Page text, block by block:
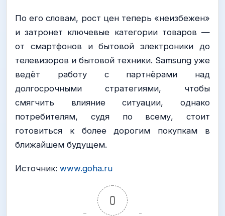
По его словам, рост цен теперь «неизбежен»
и затронет ключевые категории товаров —
от смартфонов и бытовой электроники до
телевизоров и бытовой техники. Samsung уже
ведёт работу с партнёрами над
долгосрочными стратегиями, чтобы
смягчить влияние ситуации, однако
потребителям, судя по всему, стоит
готовиться к более дорогим покупкам в
ближайшем будущем.
Источник: www.goha.ru
0